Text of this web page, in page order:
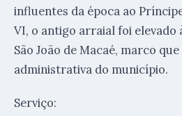
influentes da época ao
VI, o antigo arraial foi elevado
São João de Macaé, marco
administrativa do município.
Serviço: